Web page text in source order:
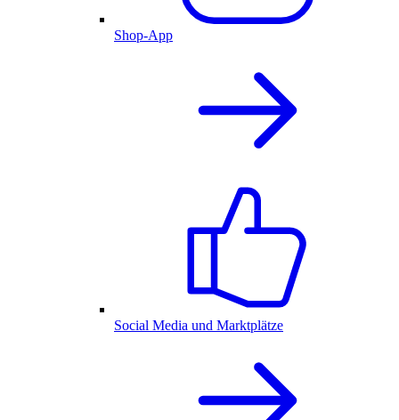
Shop-App
Social Media und Marktplätze